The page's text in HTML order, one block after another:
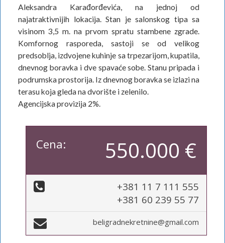
Aleksandra Karađorđevića, na jednoj od
najatraktivnijih lokacija. Stan je salonskog tipa sa
visinom 3,5 m. na prvom spratu stambene zgrade.
Komfornog rasporeda, sastoji se od velikog
predsoblja, izdvojene kuhinje sa trpezarijom, kupatila,
dnevnog boravka i dve spavaće sobe. Stanu pripada i
podrumska prostorija. Iz dnevnog boravka se izlazi na
terasu koja gleda na dvorište i zelenilo.
Agencijska provizija 2%.
Cena: 550.000 €
+381 11 7 111 555
+381 60 239 55 77
beligradnekretnine@gmail.com